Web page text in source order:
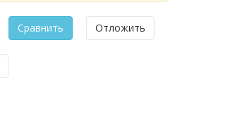
Сравнить Отложить